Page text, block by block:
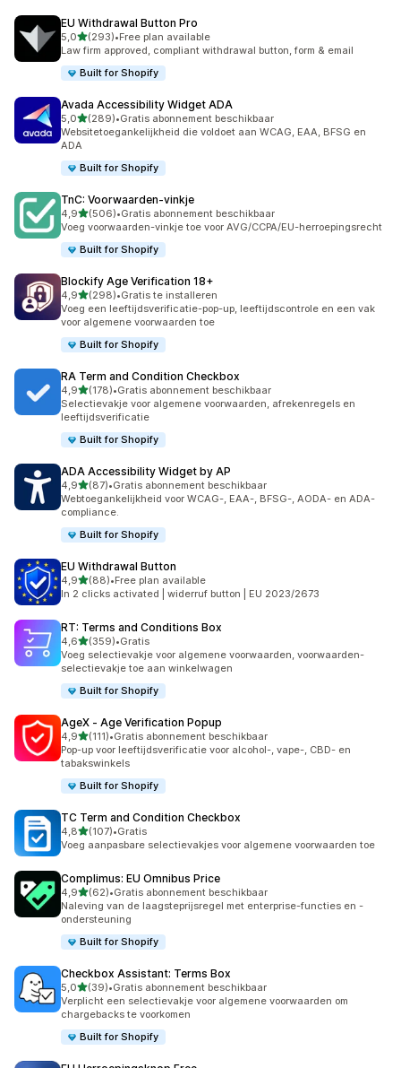
EU Withdrawal Button Pro
5,0van 5 sterren
(293)
293 recensies in totaal
•Free plan available
Law firm approved, compliant withdrawal button, form & email
Built for Shopify
Avada Accessibility Widget ADA
5,0van 5 sterren
(289)
289 recensies in totaal
•Gratis abonnement beschikbaar
Websitetoegankelijkheid die voldoet aan WCAG, EAA, BFSG en
ADA
Built for Shopify
TnC: Voorwaarden‑vinkje
4,9van 5 sterren
(506)
506 recensies in totaal
•Gratis abonnement beschikbaar
Voeg voorwaarden-vinkje toe voor AVG/CCPA/EU-herroepingsrecht
Built for Shopify
Blockify Age Verification 18+
4,9van 5 sterren
(298)
298 recensies in totaal
•Gratis te installeren
Voeg een leeftijdsverificatie-pop-up, leeftijdscontrole en een vak
voor algemene voorwaarden toe
Built for Shopify
RA Term and Condition Checkbox
4,9van 5 sterren
(178)
178 recensies in totaal
•Gratis abonnement beschikbaar
Selectievakje voor algemene voorwaarden, afrekenregels en
leeftijdsverificatie
Built for Shopify
ADA Accessibility Widget by AP
4,9van 5 sterren
(87)
87 recensies in totaal
•Gratis abonnement beschikbaar
Webtoegankelijkheid voor WCAG-, EAA-, BFSG-, AODA- en ADA-
compliance.
Built for Shopify
EU Withdrawal Button
4,9van 5 sterren
(88)
88 recensies in totaal
•Free plan available
In 2 clicks activated | widerruf button | EU 2023/2673
RT: Terms and Conditions Box
4,6van 5 sterren
(359)
359 recensies in totaal
•Gratis
Voeg selectievakje voor algemene voorwaarden, voorwaarden-
selectievakje toe aan winkelwagen
Built for Shopify
AgeX ‑ Age Verification Popup
4,9van 5 sterren
(111)
111 recensies in totaal
•Gratis abonnement beschikbaar
Pop-up voor leeftijdsverificatie voor alcohol-, vape-, CBD- en
tabakswinkels
Built for Shopify
TC Term and Condition Checkbox
4,8van 5 sterren
(107)
107 recensies in totaal
•Gratis
Voeg aanpasbare selectievakjes voor algemene voorwaarden toe
Complimus: EU Omnibus Price
4,9van 5 sterren
(62)
62 recensies in totaal
•Gratis abonnement beschikbaar
Naleving van de laagsteprijsregel met enterprise-functies en -
ondersteuning
Built for Shopify
Checkbox Assistant: Terms Box
5,0van 5 sterren
(39)
39 recensies in totaal
•Gratis abonnement beschikbaar
Verplicht een selectievakje voor algemene voorwaarden om
chargebacks te voorkomen
Built for Shopify